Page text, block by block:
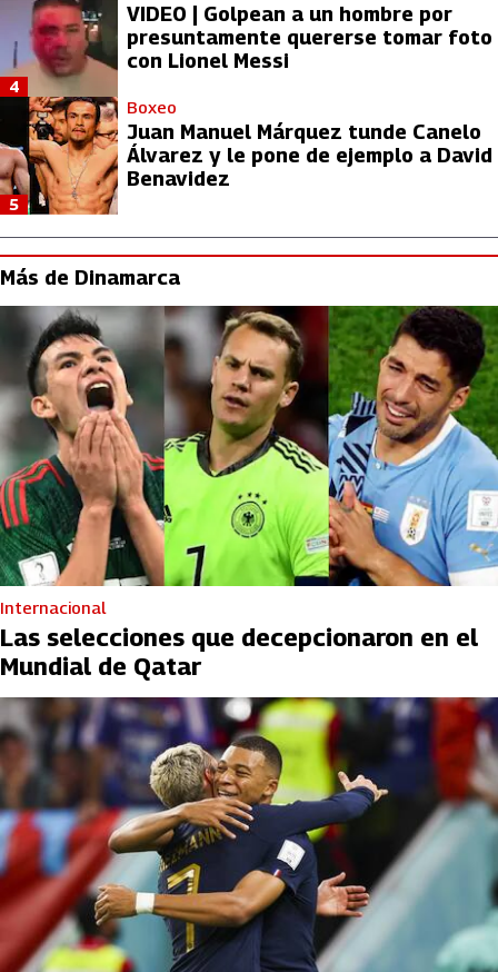
VIDEO | Golpean a un hombre por
presuntamente quererse tomar foto
con Lionel Messi
4
Boxeo
Juan Manuel Márquez tunde Canelo
Álvarez y le pone de ejemplo a David
Benavidez
5
Más de Dinamarca
Internacional
Las selecciones que decepcionaron en el
Mundial de Qatar